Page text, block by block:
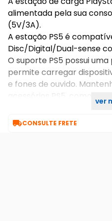
alimentada pela sua
(5V/3A).
A estação PS5 é
Disc/Digital/Dual-sense
O suporte PS5 possui
permite carregar
e fones de ouvido.
acessórios PS5, como aver
CONSULTE FRETE